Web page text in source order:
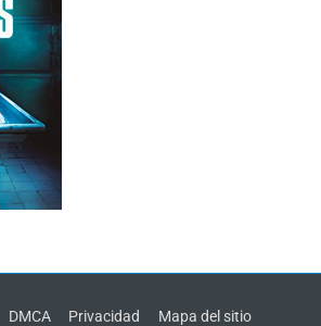
DMCA Privacidad Mapa del sitio